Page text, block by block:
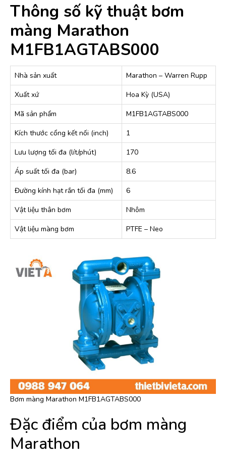
Thông số kỹ thuật bơm
màng Marathon
M1FB1AGTABS000
Nhà sản xuất
Marathon – Warren Rupp
Xuất xứ
Hoa Kỳ (USA)
Mã sản phẩm
M1FB1AGTABS000
Kích thước cổng kết nối (inch)
1
Lưu lượng tối đa (lít/phút)
170
Áp suất tối đa (bar)
8.6
Đường kính hạt rắn tối đa (mm)
6
Vật liệu thân bơm
Nhôm
Vật liệu màng bơm
PTFE – Neo
Bơm màng Marathon M1FB1AGTABS000
Đặc điểm của bơm màng
Marathon